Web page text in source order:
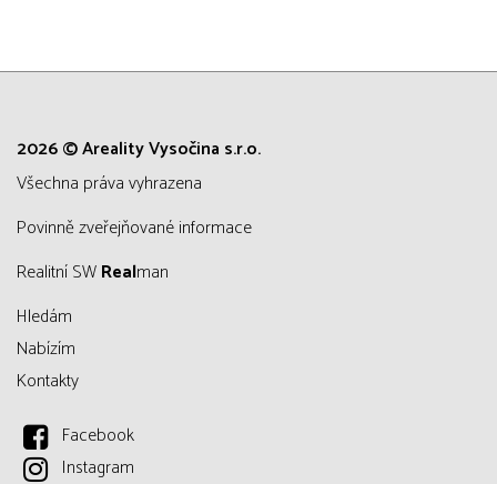
2026 © Areality Vysočina s.r.o.
všechna práva vyhrazena
Povinně zveřejňované informace
Realitní SWRealman
Hledám
Nabízím
Kontakty
Facebook
Instagram